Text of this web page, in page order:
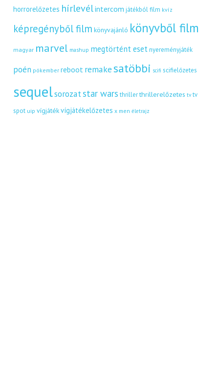
horrorelőzetes hírlevélintercom játékból film kvíz
képregényből film könyvajánló könyvből film
magyar marvel mashup megtörtént eset nyereményjáték
poén pókember reboot remakesatöbbi scifi scifielőzetes
sequelsorozatstar wars thriller thrillerelőzetes tv tv
spot uip vígjátékvígjátékelőzetes x men életrajz